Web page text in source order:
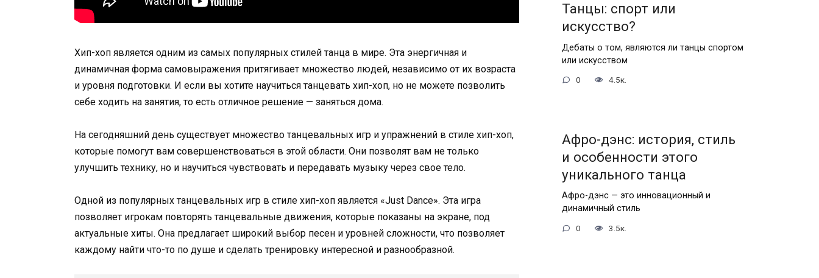
Хип-хоп является одним из самых популярных стилей танца в мире. Эта энергичная и
динамичная форма самовыражения притягивает множество людей, независимо от их возраста
и уровня подготовки. И если вы хотите научиться танцевать хип-хоп, но не можете позволить
себе ходить на занятия, то есть отличное решение — заняться дома.
На сегодняшний день существует множество танцевальных игр и упражнений в стиле хип-хоп,
которые помогут вам совершенствоваться в этой области. Они позволят вам не только
улучшить технику, но и научиться чувствовать и передавать музыку через свое тело.
Одной из популярных танцевальных игр в стиле хип-хоп является «Just Dance». Эта игра
позволяет игрокам повторять танцевальные движения, которые показаны на экране, под
актуальные хиты. Она предлагает широкий выбор песен и уровней сложности, что позволяет
каждому найти что-то по душе и сделать тренировку интересной и разнообразной.
Танцы: спорт или
искусство?
Дебаты о том, являются ли танцы спортом
или искусством
0 4.5к.
Афро-дэнс: история, стиль
и особенности этого
уникального танца
Афро-дэнс — это инновационный и
динамичный стиль
0 3.5к.